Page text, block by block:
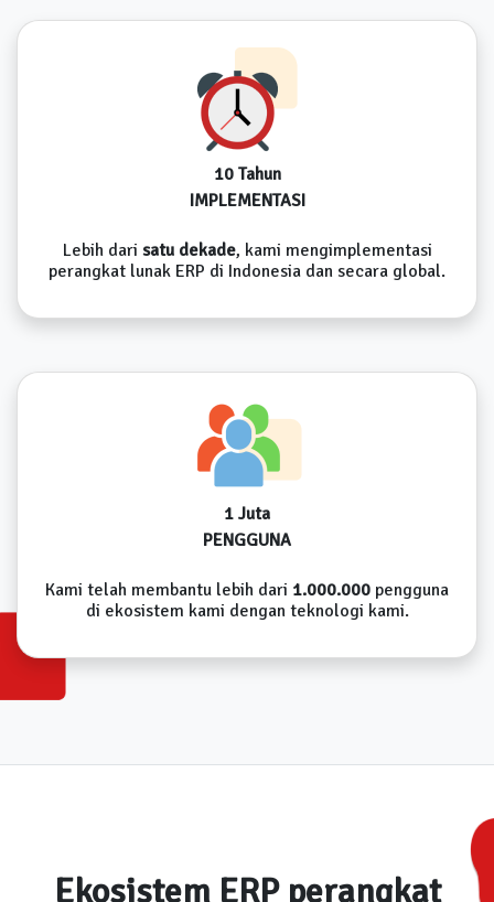
10 Tahun
IMPLEMENTASI
Lebih dari satu dekade, kami mengimplementasi
perangkat lunak ERP di Indonesia dan secara global.
1 Juta
PENGGUNA
Kami telah membantu lebih dari 1.000.000 pengguna
di ekosistem kami dengan teknologi kami.
Ekosistem ERP perangkat